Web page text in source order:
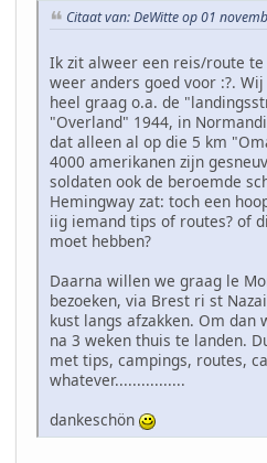
Citaat van: DeWitte op 01
Ik zit alweer een reis/route
weer anders goed voor :?.
heel graag o.a. de
"Overland" 1944, in
dat alleen al op die 5 km
4000 amerikanen zijn
soldaten ook de beroemde
Hemingway zat: toch een
iig iemand tips of routes? of
moet hebben?
Daarna willen we graag le
bezoeken, via Brest ri st
kust langs afzakken. Om
na 3 weken thuis te landen.
met tips, campings, routes,
whatever................
dankeschön